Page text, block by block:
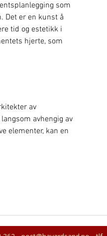
som
Det er en kunst å
tid og estetikk i
hjerte, som
av
avhengig av
elementer, kan en